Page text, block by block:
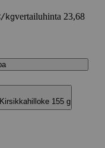
kgvertailuhinta 23,68
155 g